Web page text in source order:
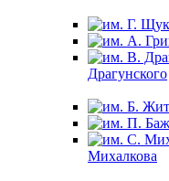
Драгунского
Михалкова